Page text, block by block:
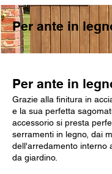
Per ante in
Per ante in
Grazie alla finitura in
e la sua perfetta
accessorio si presta
serramenti in legno, dai
dell'arredamento interno
da giardino.